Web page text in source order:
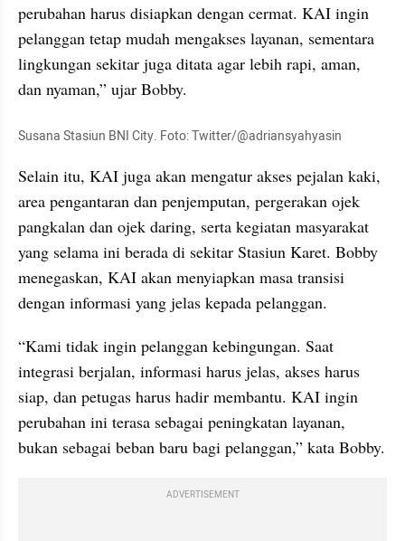
perubahan harus disiapkan dengan cermat. KAI ingin
pelanggan tetap mudah mengakses layanan, sementara
lingkungan sekitar juga ditata agar lebih rapi, aman,
dan nyaman,” ujar Bobby.
Susana Stasiun BNI City. Foto: Twitter/@adriansyahyasin
Selain itu, KAI juga akan mengatur akses pejalan kaki,
area pengantaran dan penjemputan, pergerakan ojek
pangkalan dan ojek daring, serta kegiatan masyarakat
yang selama ini berada di sekitar Stasiun Karet. Bobby
menegaskan, KAI akan menyiapkan masa transisi
dengan informasi yang jelas kepada pelanggan.
“Kami tidak ingin pelanggan kebingungan. Saat
integrasi berjalan, informasi harus jelas, akses harus
siap, dan petugas harus hadir membantu. KAI ingin
perubahan ini terasa sebagai peningkatan layanan,
bukan sebagai beban baru bagi pelanggan,” kata Bobby.
ADVERTISEMENT